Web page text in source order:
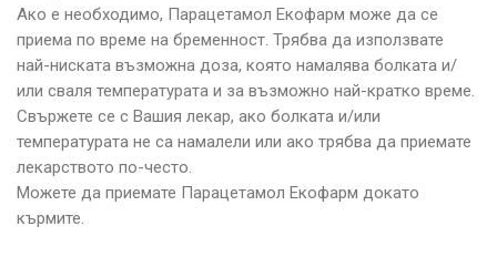
Ако е необходимо, Парацетамол Екофарм може да се
приема по време на бременност. Трябва да използвате
най-ниската възможна доза, която намалява болката и/
или сваля температурата и за възможно най-кратко време.
Свържете се с Вашия лекар, ако болката и/или
температурата не са намалели или ако трябва да приемате
лекарството по-често.
Можете да приемате Парацетамол Екофарм докато
кърмите.